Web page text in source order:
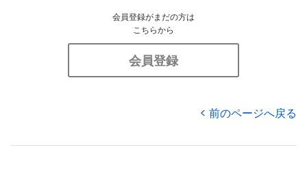
会員登録がまだの方は
こちらから
会員登録
前のページへ戻る